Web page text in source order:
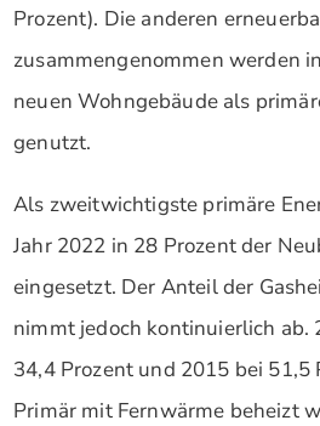
Prozent). Die anderen
zusammengenommen werden
neuen Wohngebäude als
genutzt.
Als zweitwichtigste primäre
Jahr 2022 in 28 Prozent der
eingesetzt. Der Anteil der
nimmt jedoch kontinuierlich ab.
34,4 Prozent und 2015 bei 51,5
Primär mit Fernwärme beheizt